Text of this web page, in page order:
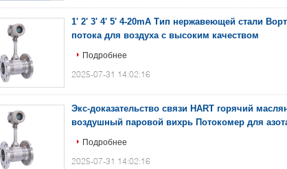
1' 2' 3' 4' 5' 4-20mA Тип нержавеющей стали
потока для воздуха с высоким качеством
Подробнее
2025-07-31 14:02:16
Экс-доказательство связи HART горячий
воздушный паровой вихрь Потокомер для
Подробнее
2025-07-31 14:02:16